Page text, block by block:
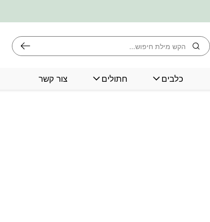
חיפוש
כלבים חתולים צור קשר